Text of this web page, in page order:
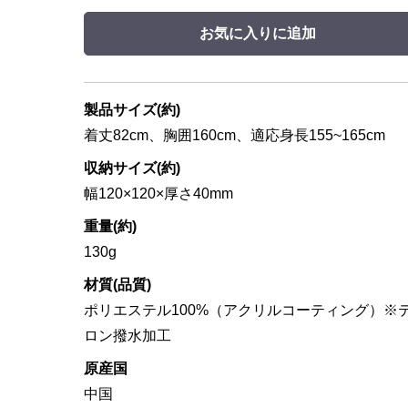
お気に入りに追加
製品サイズ(約)
着丈82cm、胸囲160cm、適応身長155~165cm
収納サイズ(約)
幅120×120×厚さ40mm
重量(約)
130g
材質(品質)
ポリエステル100%（アクリルコーティング）※
ロン撥水加工
原産国
中国